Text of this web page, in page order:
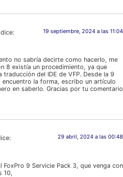
dice: 19 septiembre, 2024 a las 11:04
no sabría decirte como hacerlo, me
8 existía un procedimiento, ya que
traducción del IDE de VFP. Desde la 9
la forma, escribo un artículo
en saberlo. Gracias por tu comentario
29 abril, 2024 a las 00:48
9 Servicie Pack 3, que venga con
10,